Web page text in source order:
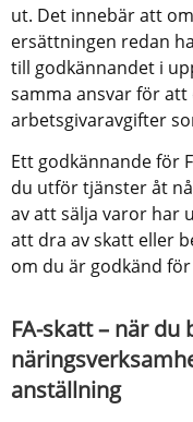
ut. Det innebär att
ersättningen redan
till godkännandet i
samma ansvar för
arbetsgivaravgifter
Ett godkännande för
du utför tjänster åt
av att sälja varor har
att dra av skatt eller
om du är godkänd
FA-skatt – när du
anställning